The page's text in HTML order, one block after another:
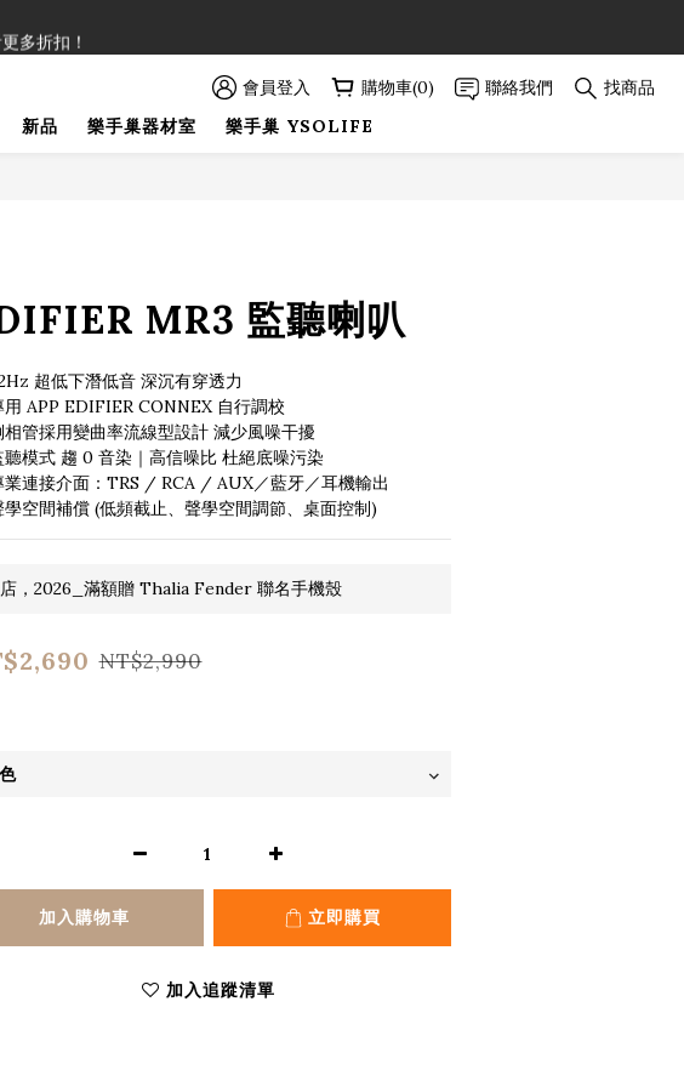
有弦線、配件終生89折優惠！ 會員登入 購物車(0) 聯絡我們
找商品
新品 樂手巢器材室 樂手巢 YSOLIFE
MR3 監聽喇叭
超低下潛低音 深沉有穿透力
用 APP EDIFIER CONNEX 自行調校
相管採用變曲率流線型設計 減少風噪干擾
聽模式 趨 0 音染｜高信噪比 杜絕底噪污染
業連接介面：TRS / RCA / AUX／藍牙／耳機輸出
學空間補償 (低頻截止、聲學空間調節、桌面控制)
，2026_滿額贈 Thalia Fender 聯名手機殼
NT$2,990
加入購物車 立即購買
加入追蹤清單